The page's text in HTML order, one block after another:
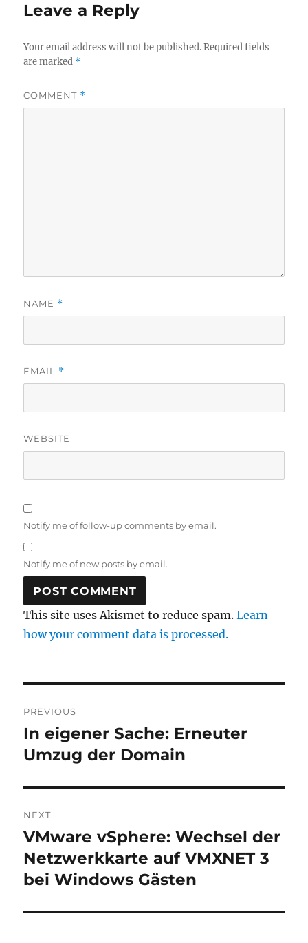
Leave a Reply
Your email address will not be published. Required fields
are marked *
COMMENT *
NAME *
EMAIL *
WEBSITE
Notify me of follow-up comments by email.
Notify me of new posts by email.
This site uses Akismet to reduce spam.Learn
how your comment data is processed.
navigation
PREVIOUS
Previous
post:
In eigener Sache: Erneuter
Umzug der Domain
NEXT
Next
post:
VMware vSphere: Wechsel der
Netzwerkkarte auf VMXNET 3
bei Windows Gästen